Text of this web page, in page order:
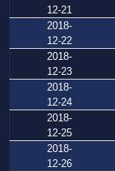
12-21
2018-
12-22
2018-
12-23
2018-
12-24
2018-
12-25
2018-
12-26